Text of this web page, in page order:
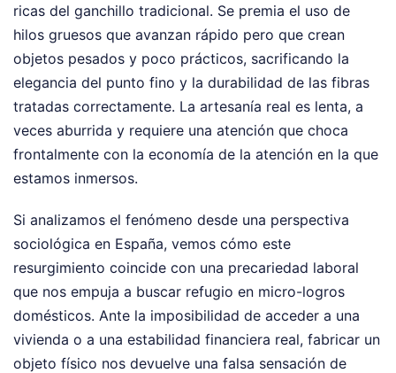
ricas del ganchillo tradicional. Se premia el uso de
hilos gruesos que avanzan rápido pero que crean
objetos pesados y poco prácticos, sacrificando la
elegancia del punto fino y la durabilidad de las fibras
tratadas correctamente. La artesanía real es lenta, a
veces aburrida y requiere una atención que choca
frontalmente con la economía de la atención en la que
estamos inmersos.
Si analizamos el fenómeno desde una perspectiva
sociológica en España, vemos cómo este
resurgimiento coincide con una precariedad laboral
que nos empuja a buscar refugio en micro-logros
domésticos. Ante la imposibilidad de acceder a una
vivienda o a una estabilidad financiera real, fabricar un
objeto físico nos devuelve una falsa sensación de